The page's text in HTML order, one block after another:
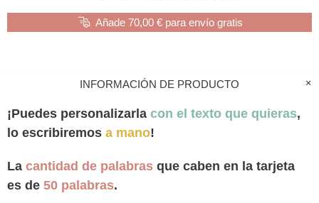
Añade 70,00 € para envío gratis
INFORMACIÓN DE PRODUCTO
¡Puedes personalizarla con el texto que quieras,
lo escribiremos a mano!
La cantidad de palabras que caben en la tarjeta
es de 50 palabras.